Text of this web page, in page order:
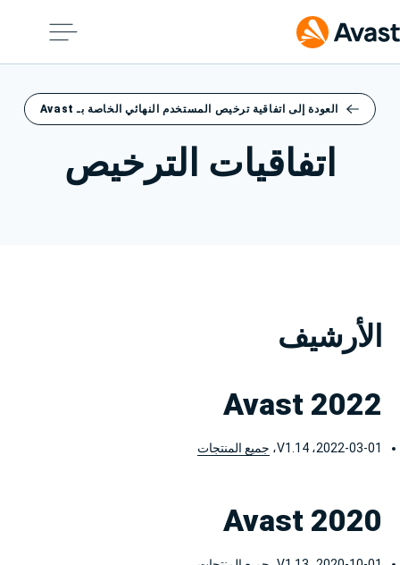
العودة إلى اتفاقية ترخيص المستخدم النهائي الخاصة بـ Avast
اتفاقيات الترخيص
الأرشيف
Avast 2022
2022-03-01، V1.14، جميع المنتجات
Avast 2020